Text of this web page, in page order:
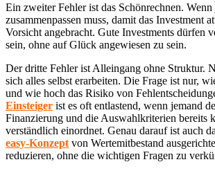
Ein zweiter Fehler ist das Schönrechnen.
zusammenpassen muss, damit das Investment
Vorsicht angebracht. Gute Investments dürfen
sein, ohne auf Glück angewiesen zu sein.
Der dritte Fehler ist Alleingang ohne Struktur.
sich alles selbst erarbeiten. Die Frage ist nur,
und wie hoch das Risiko von
Einsteiger ist es oft entlastend, wenn jemand
Finanzierung und die Auswahlkriterien bereits
verständlich einordnet. Genau darauf ist auch
easy-Konzept von Wertemitbestand
reduzieren, ohne die wichtigen Fragen zu